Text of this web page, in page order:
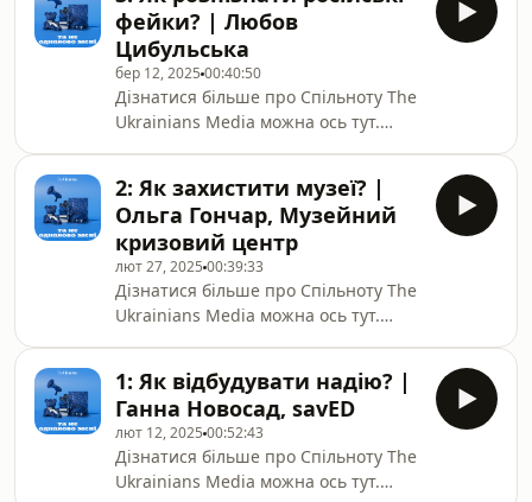
органічно. Ми народилися фактично
на Майдані, з того, що на Майдані
Революції гідності, з того, що ми
допомагали іноземним журналістам
зрозуміти, що тут відбувається». Так
Володимир Єрмоленко опи
фейки? | Любов
Цибульська
бер 12, 2025 00:40:50
Дізнатися більше про Спільноту The
Ukrainians Media можна ось тут.
записано на початку лютого, теми,
які тут обговорюються, залишаться
актуальними на роки вперед. Росія
десятиліттями працювала над тим,
щоб послабити Україну зсередини,
формуючи наративи, що сіють
зневіру, хаос і розбрат. В
2: Як захистити музеї? |
Ольга Гончар, Музейний
кризовий центр
лют 27, 2025 00:39:33
Дізнатися більше про Спільноту The
Ukrainians Media можна ось тут.
днів після публікації цього епізоду,
Музейний кризовий центр
святкуватиме свою третю річницю.
Ініціатива, що була заснована
завдяки посту у Фейсбуці та
1: Як відбудувати надію? |
Ганна Новосад, savED
лют 12, 2025 00:52:43
Дізнатися більше про Спільноту The
Ukrainians Media можна ось тут.